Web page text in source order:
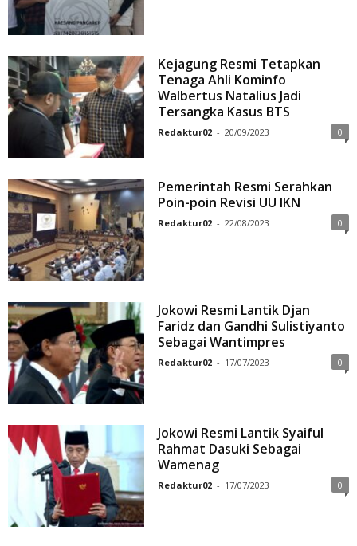
Kejagung Resmi Tetapkan
Tenaga Ahli Kominfo
Walbertus Natalius Jadi
Tersangka Kasus BTS
Redaktur02 - 20/09/2023 0
Pemerintah Resmi Serahkan
Poin-poin Revisi UU IKN
Redaktur02 - 22/08/2023 0
Jokowi Resmi Lantik Djan
Faridz dan Gandhi Sulistiyanto
Sebagai Wantimpres
Redaktur02 - 17/07/2023 0
Jokowi Resmi Lantik Syaiful
Rahmat Dasuki Sebagai
Wamenag
Redaktur02 - 17/07/2023 0